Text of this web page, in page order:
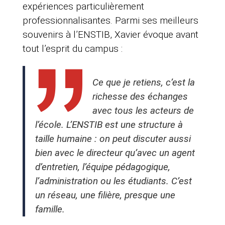
expériences particulièrement
professionnalisantes. Parmi ses meilleurs
souvenirs à l’ENSTIB, Xavier évoque avant
tout l’esprit du campus :
Ce que je retiens, c’est la
richesse des échanges
avec tous les acteurs de
l’école. L’ENSTIB est une structure à
taille humaine : on peut discuter aussi
bien avec le directeur qu’avec un agent
d’entretien, l’équipe pédagogique,
l’administration ou les étudiants. C’est
un réseau, une filière, presque une
famille.